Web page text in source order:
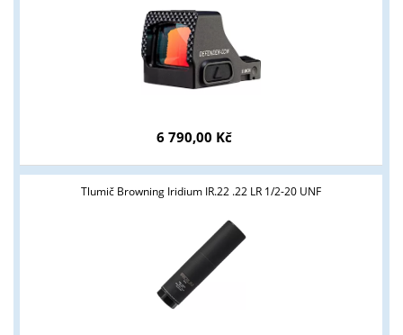
6 790,00 Kč
Tlumič Browning Iridium IR.22 .22 LR 1/2-20 UNF